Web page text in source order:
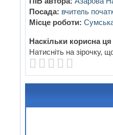
Посада: вчитель
Місце роботи:
Наскільки корисна ця
Натисніть на зірочку,